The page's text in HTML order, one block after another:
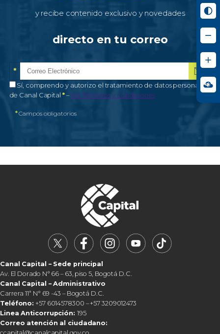
y recibe contenido exclusivo y novedades
directo en tu correo
Correo electrónico*
*
Campo obligatorio
Autorización de tratamiento de datos personales
Sí, comprendo y autorizo el tratamiento de datos personales
de Canal Capital *–Campo obligatorio
Ver Términos y condiciones
*Campos obligatorios
Canal Capital – Sede principal
Av. El Dorado N° 66 – 63, piso 5, Bogotá D.C.
Canal Capital – Administrativo
Carrera 11ª N° 69 -43 – Bogotá D.C.
Teléfono: +57 6014578300 – +57 3209012473
Linea Anticorrupción: 195
Correo atención al ciudadano: